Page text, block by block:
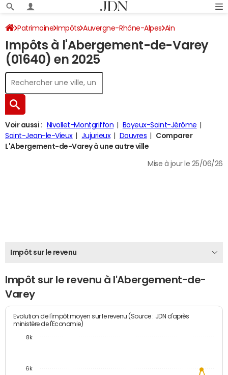
Patrimoine Impôts Auvergne-Rhône-Alpes Ain
L'Abergement-de-Varey Impôt sur le revenu
Impôts à l'Abergement-de-Varey
(01640) en 2025
Voir aussi : Nivollet-Montgriffon
Boyeux-Saint-Jérôme
Saint-Jean-le-Vieux
Jujurieux Douvres
Comparer
L'Abergement-de-Varey à une autre ville
Mise à jour le 25/06/26
Impôt sur le revenu
Impôt sur le revenu à l'Abergement-de-
Varey
Evolution de l'impôt moyen sur le revenu (Source : JDN d'après
ministère de l'Economie)
6k
8k